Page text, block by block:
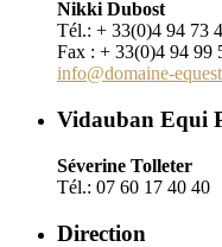
Nikki Dubost
Tél.: + 33(0)4 94 73
Fax : + 33(0)4 94 99
info@domaine-
Vidauban Equi
Séverine Tolleter
Tél.: 07 60 17 40 40
Direction